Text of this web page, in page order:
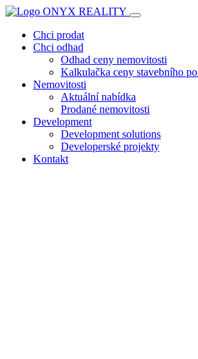
Chci prodat
Chci odhad
Odhad ceny nemovitosti
Kalkulačka ceny stavebního
Nemovitosti
Aktuální nabídka
Prodané nemovitosti
Development
Development solutions
Developerské projekty
Kontakt